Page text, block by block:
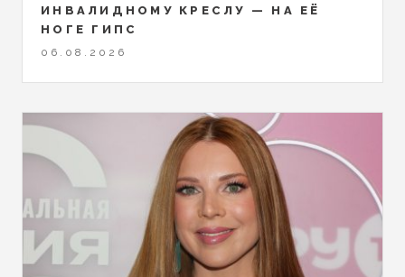
ИНВАЛИДНОМУ КРЕСЛУ — НА ЕЁ
НОГЕ ГИПС
06.08.2026